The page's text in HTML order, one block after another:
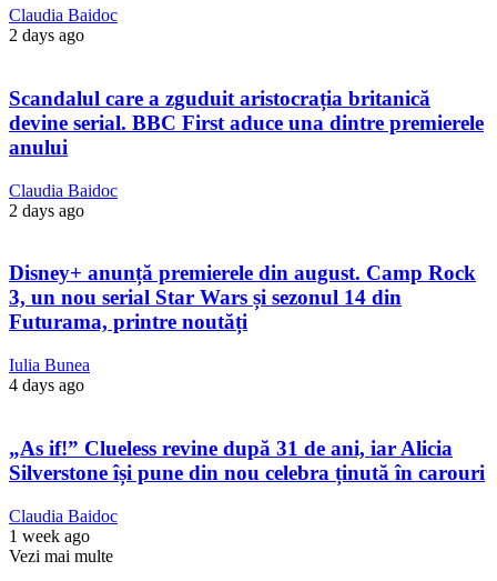
Claudia Baidoc
2 days ago
Scandalul care a zguduit aristocrația britanică
devine serial. BBC First aduce una dintre premierele
anului
Claudia Baidoc
2 days ago
Disney+ anunță premierele din august. Camp Rock
3, un nou serial Star Wars și sezonul 14 din
Futurama, printre noutăți
Iulia Bunea
4 days ago
„As if!” Clueless revine după 31 de ani, iar Alicia
Silverstone își pune din nou celebra ținută în carouri
Claudia Baidoc
1 week ago
Vezi mai multe